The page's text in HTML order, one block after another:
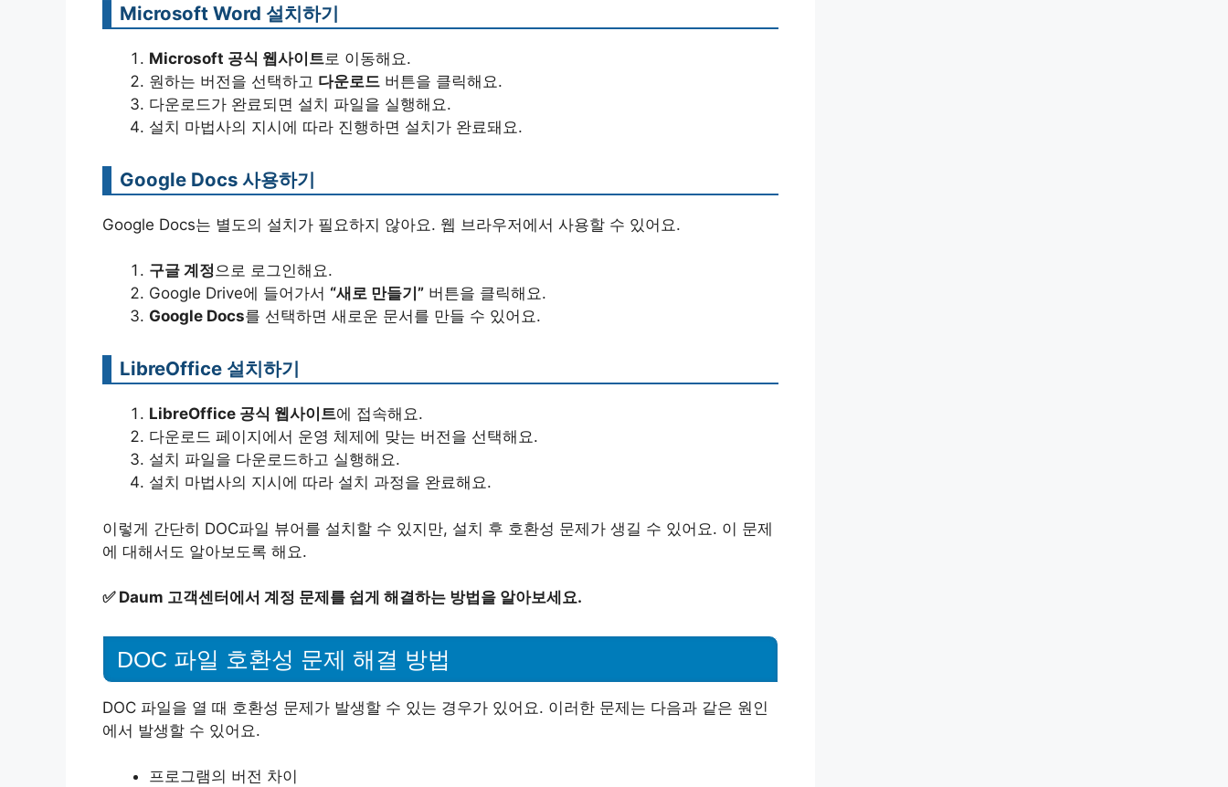
Microsoft Word 설치하기
Microsoft 공식 웹사이트로 이동해요.
원하는 버전을 선택하고 다운로드 버튼을 클릭해요.
다운로드가 완료되면 설치 파일을 실행해요.
설치 마법사의 지시에 따라 진행하면 설치가 완료돼요.
Google Docs 사용하기
Google Docs는 별도의 설치가 필요하지 않아요. 웹 브라우저에서 사용할 수 있어요.
구글 계정으로 로그인해요.
Google Drive에 들어가서 “새로 만들기” 버튼을 클릭해요.
Google Docs를 선택하면 새로운 문서를 만들 수 있어요.
LibreOffice 설치하기
LibreOffice 공식 웹사이트에 접속해요.
다운로드 페이지에서 운영 체제에 맞는 버전을 선택해요.
설치 파일을 다운로드하고 실행해요.
설치 마법사의 지시에 따라 설치 과정을 완료해요.
이렇게 간단히 DOC파일 뷰어를 설치할 수 있지만, 설치 후 호환성 문제가 생길 수 있어요. 이 문제
에 대해서도 알아보도록 해요.
✅ Daum 고객센터에서 계정 문제를 쉽게 해결하는 방법을 알아보세요.
DOC 파일 호환성 문제 해결 방법
DOC 파일을 열 때 호환성 문제가 발생할 수 있는 경우가 있어요. 이러한 문제는 다음과 같은 원인
에서 발생할 수 있어요.
프로그램의 버전 차이